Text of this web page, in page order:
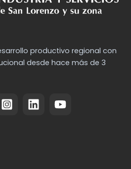
productivo regional con
desde hace más de 3